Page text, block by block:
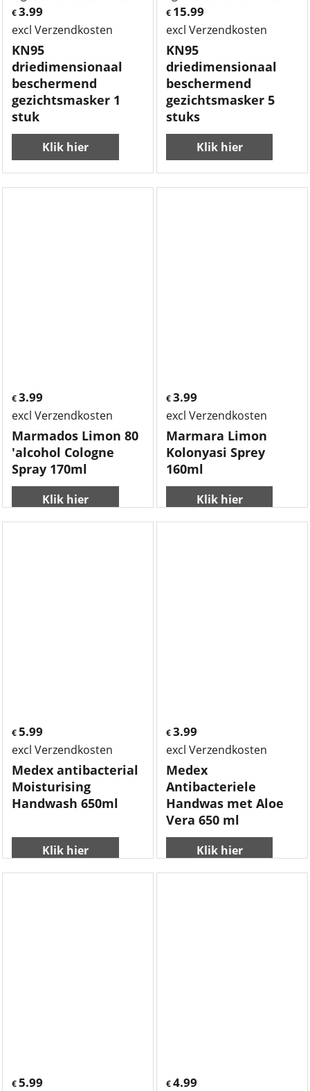
€ 3.99
excl Verzendkosten
KN95
driedimensionaal
beschermend
gezichtsmasker 1
stuk
Klik hier
€ 15.99
excl Verzendkosten
KN95
driedimensionaal
beschermend
gezichtsmasker 5
stuks
Klik hier
€ 3.99
excl Verzendkosten
Marmados Limon 80
'alcohol Cologne
Spray 170ml
Klik hier
€3.99
excl Verzendkosten
Marmara Limon
Kolonyasi Sprey
160ml
Klik hier
€ 5.99
excl Verzendkosten
Medex antibacterial
Moisturising
Handwash 650ml
Klik hier
€3.99
excl Verzendkosten
Medex
Antibacteriele
Handwas met Aloe
Vera 650 ml
Klik hier
€ 5.99 €4.99